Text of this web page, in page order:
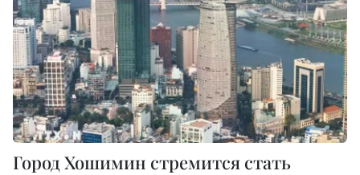
Город Хошимин стремится стать